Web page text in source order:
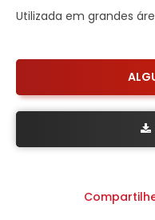
Utilizada em grandes